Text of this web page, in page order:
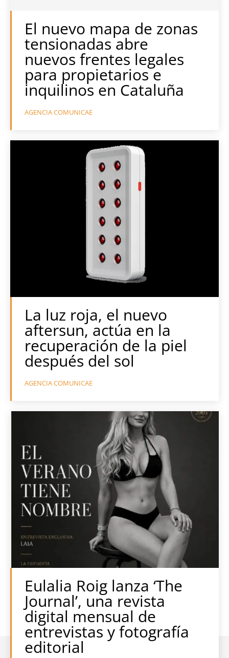
El nuevo mapa de zonas
tensionadas abre
nuevos frentes legales
para propietarios e
inquilinos en Cataluña
AGENCIA COMUNICAE
La luz roja, el nuevo
aftersun, actúa en la
recuperación de la piel
después del sol
AGENCIA COMUNICAE
Eulalia Roig lanza ‘The
Journal’, una revista
digital mensual de
entrevistas y fotografía
editorial